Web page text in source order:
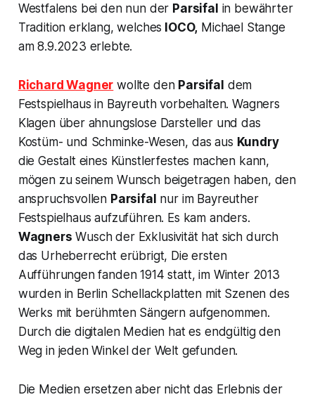
Westfalens bei den nun der Parsifal in bewährter
Tradition erklang, welches IOCO, Michael Stange
am 8.9.2023 erlebte.
Richard Wagner wollte den Parsifal dem
Festspielhaus in Bayreuth vorbehalten. Wagners
Klagen über ahnungslose Darsteller und das
Kostüm- und Schminke-Wesen, das aus Kundry
die Gestalt eines Künstlerfestes machen kann,
mögen zu seinem Wunsch beigetragen haben, den
anspruchsvollen Parsifal nur im Bayreuther
Festspielhaus aufzuführen. Es kam anders.
Wagners Wusch der Exklusivität hat sich durch
das Urheberrecht erübrigt, Die ersten
Aufführungen fanden 1914 statt, im Winter 2013
wurden in Berlin Schellackplatten mit Szenen des
Werks mit berühmten Sängern aufgenommen.
Durch die digitalen Medien hat es endgültig den
Weg in jeden Winkel der Welt gefunden.
Die Medien ersetzen aber nicht das Erlebnis der